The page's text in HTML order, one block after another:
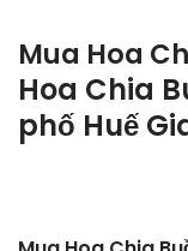
Mua Hoa
Hoa Chia
phố Huế